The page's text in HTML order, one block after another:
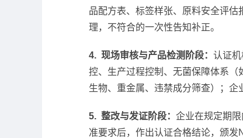
品配方表、标签样张、原料安全评
理，不符合的一次性告知补正。
4. 现场审核与产品检测阶段： 认证
控、生产过程控制、无菌保障体系
生物、重金属、违禁成分筛查）；企
5. 整改与发证阶段： 企业在规定期
准要求后，作出认证合格结论，颁